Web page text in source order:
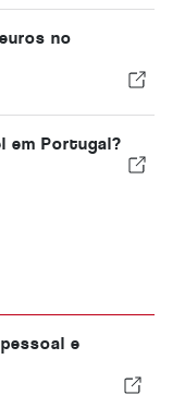
no
em Portugal?
e